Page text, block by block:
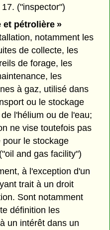
("inspector")
et pétrolière »
notamment les
de collecte, les
de forage, les
les
à gaz, utilisé dans
ou le stockage
l'hélium ou de l'eau;
ne vise toutefois pas
pour le stockage
and gas facility")
à l'exception d'un
trait à un droit
Sont notamment
définition les
un intérêt dans un